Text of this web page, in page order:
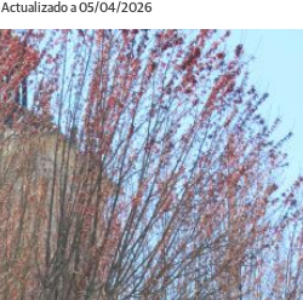
Actualizado a 05/04/2026